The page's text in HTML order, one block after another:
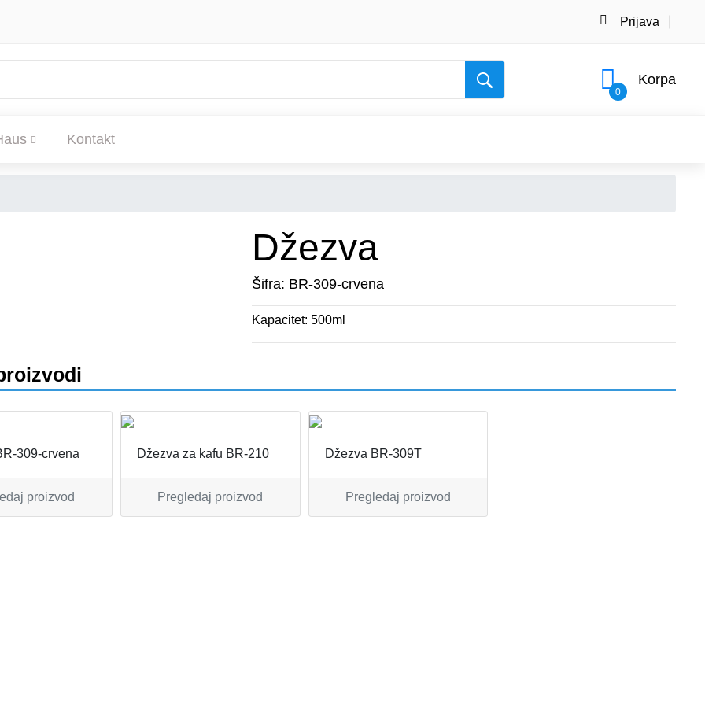
Prijava
0
Korpa
Kontakt
Džezva
Šifra: BR-309-crvena
Kapacitet: 500ml
309-crvena
proizvod
Džezva za kafu BR-210
Pregledaj proizvod
Džezva BR-309T
Pregledaj proizvod